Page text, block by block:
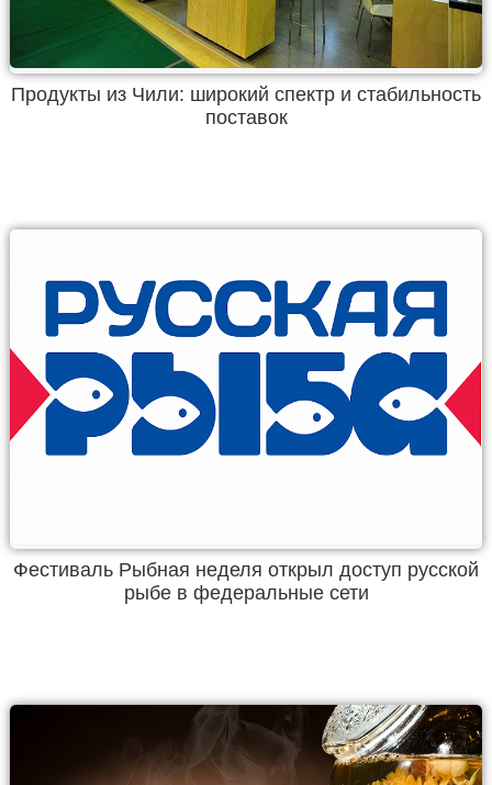
Продукты из Чили: широкий спектр и стабильность
поставок
Фестиваль Рыбная неделя открыл доступ русской
рыбе в федеральные сети